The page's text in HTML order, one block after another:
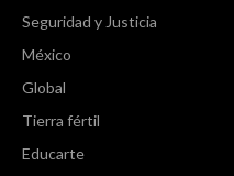
Seguridad y Justicia
México
Global
Tierra fértil
Educarte